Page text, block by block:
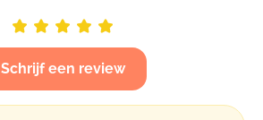
Schrijf een review